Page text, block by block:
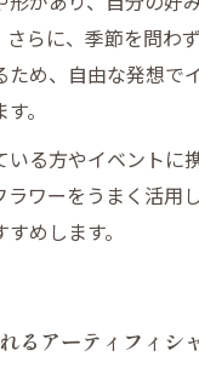
さらに、季節を問わ
ため、自由な発想で
。
いる方やイベントに
ラワーをうまく活用
めします。
るアーティフィシ